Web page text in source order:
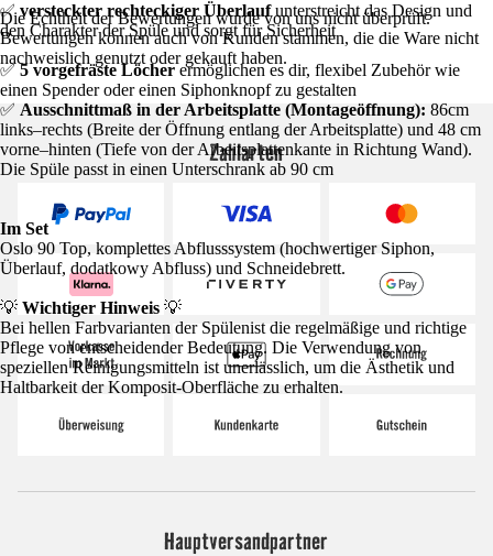
✅versteckter rechteckiger Überlaufunterstreicht das Design und
den Charakter der Spüle und sorgt für Sicherheit
✅5 vorgefräste Löcherermöglichen es dir, flexibel Zubehör wie
einen Spender oder einen Siphonknopf zu gestalten
✅ Ausschnittmaß in der Arbeitsplatte (Montageöffnung): 86cm
links–rechts (Breite der Öffnung entlang der Arbeitsplatte) und 48 cm
vorne–hinten (Tiefe von der Arbeitsplattenkante in Richtung Wand).
Die Spüle passt in einen Unterschrank ab 90 cm
Im Set
Oslo 90 Top, komplettes Abflusssystem (hochwertiger Siphon,
Überlauf, dodatkowy Abfluss) und Schneidebrett.
💡 Wichtiger Hinweis 💡
Bei hellen Farbvarianten der Spülenist die regelmäßige und richtige
Pflege von entscheidender Bedeutung. Die Verwendung von
speziellen Reinigungsmitteln ist unerlässlich, um die Ästhetik und
Haltbarkeit der Komposit-Oberfläche zu erhalten.
Die Echtheit der Bewertungen wurde von uns nicht überprüft.
Bewertungen können auch von Kunden stammen, die die Ware nicht
nachweislich genutzt oder gekauft haben.
Zahlarten
Hauptversandpartner